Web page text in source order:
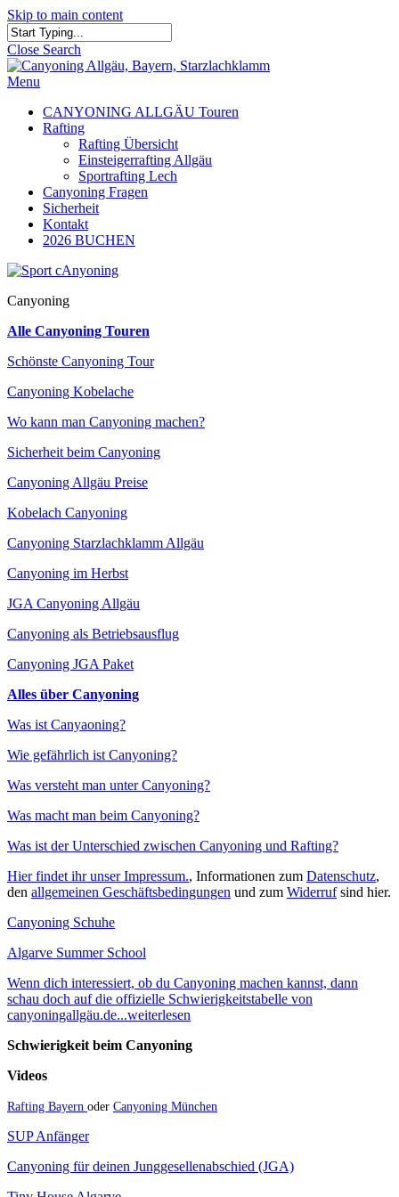
Skip to main content
Close Search
Menu
CANYONING ALLGÄU Touren
Rafting
Rafting Übersicht
Einsteigerrafting Allgäu
Sportrafting Lech
Canyoning Fragen
Sicherheit
Kontakt
2026 BUCHEN
Canyoning
Alle Canyoning Touren
Schönste Canyoning Tour
Canyoning Kobelache
Wo kann man Canyoning machen?
Sicherheit beim Canyoning
Canyoning Allgäu Preise
Kobelach Canyoning
Canyoning Starzlachklamm Allgäu
Canyoning im Herbst
JGA Canyoning Allgäu
Canyoning als Betriebsausflug
Canyoning JGA Paket
Alles über Canyoning
Was ist Canyaoning?
Wie gefährlich ist Canyoning?
Was versteht man unter Canyoning?
Was macht man beim Canyoning?
Was ist der Unterschied zwischen Canyoning und Rafting?
Hier findet ihr unser Impressum., Informationen zum Datenschutz,
den allgemeinen Geschäftsbedingungen und zum Widerrufsind hier.
Canyoning Schuhe
Algarve Summer School
Wenn dich interessiert, ob du Canyoning machen kannst, dann
schau doch auf die offizielle Schwierigkeitstabelle von
canyoningallgäu.de...weiterlesen
Schwierigkeit beim Canyoning
Videos
Rafting Bayern oder Canyoning München
SUP Anfänger
Canyoning für deinen Junggesellenabschied (JGA)